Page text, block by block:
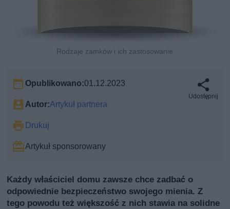
Rodzaje zamków i ich zastosowanie
Opublikowano:01.12.2023
Autor:Artykuł partnera
Drukuj
Artykuł sponsorowany
Udostępnij
Każdy właściciel domu zawsze chce zadbać o
odpowiednie bezpieczeństwo swojego mienia. Z
tego powodu też większość z nich stawia na solidne